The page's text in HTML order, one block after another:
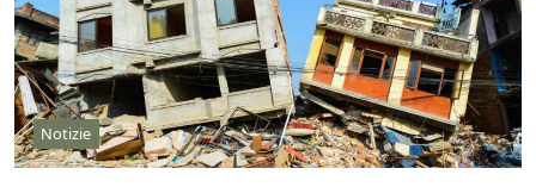
Notizie